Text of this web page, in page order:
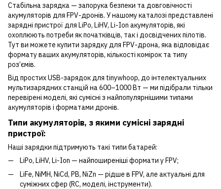
Стабільна зарядка — запорука безпеки та довговічності
акумуляторів для FPV-дронів. У нашому каталозі представлені
зарядні пристрої для LiPo, LiHV, Li-Ion акумуляторів, які
охоплюють потреби як початківців, так і досвідчених пілотів.
Тут ви можете купити зарядку для FPV-дрона, яка відповідає
формату ваших акумуляторів, кількості комірок та типу
роз’ємів.
Від простих USB-зарядок для tinywhoop, до інтелектуальних
мультизарядних станцій на 600–1000 Вт — ми підібрали тільки
перевірені моделі, які сумісні з найпопулярнішими типами
акумуляторів і форматами дронів.
Типи акумуляторів, з якими сумісні зарядні
пристрої:
Наші зарядки підтримують такі типи батарей:
LiPo, LiHV, Li-Ion — найпоширеніші формати у FPV;
LiFe, NiMH, NiCd, PB, NiZn — рідше в FPV, але актуальні для
суміжних сфер (RC, моделі, інструменти).